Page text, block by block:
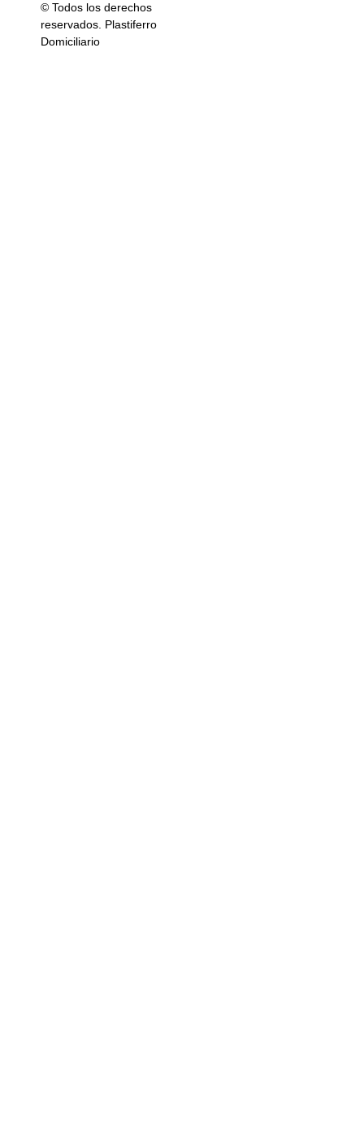
© Todos los derechos
reservados. Plastiferro
Domiciliario